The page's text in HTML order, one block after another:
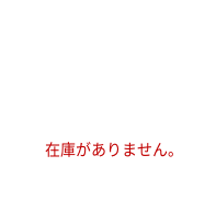
在庫がありません。